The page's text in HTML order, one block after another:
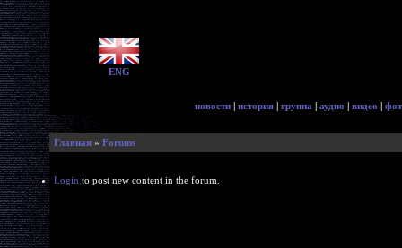
ENG
новости | история | группа | аудио | видео |
Главная » Forums
Login to post new content in the forum.